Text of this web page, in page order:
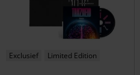
Exclusief Limited Edition